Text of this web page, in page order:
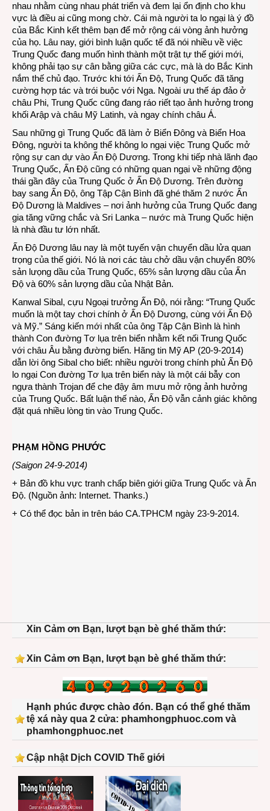
nhau nhằm cùng nhau phát triển và đem lại ổn định cho khu
vực là điều ai cũng mong chờ. Cái mà người ta lo ngại là ý đồ
của Bắc Kinh kết thêm bạn để mở rộng cái vòng ảnh hưởng
của họ. Lâu nay, giới bình luận quốc tế đã nói nhiều về việc
Trung Quốc đang muốn hình thành một trật tự thế giới mới,
không phải tạo sự cân bằng giữa các cực, mà là do Bắc Kinh
nắm thế chủ đạo. Trước khi tới Ấn Độ, Trung Quốc đã tăng
cường hợp tác và trói buộc với Nga. Ngoài ưu thế áp đảo ở
châu Phi, Trung Quốc cũng đang ráo riết tạo ảnh hưởng trong
khối Arập và châu Mỹ Latinh, và ngay chính châu Á.
Sau những gì Trung Quốc đã làm ở Biển Đông và Biển Hoa
Đông, người ta không thể không lo ngại việc Trung Quốc mở
rộng sự can dự vào Ấn Độ Dương. Trong khi tiếp nhà lãnh đạo
Trung Quốc, Ấn Độ cũng có những quan ngại về những động
thái gần đây của Trung Quốc ở Ấn Độ Dương. Trên đường
bay sang Ấn Độ, ông Tập Cận Bình đã ghé thăm 2 nước Ấn
Độ Dương là Maldives – nơi ảnh hưởng của Trung Quốc đang
gia tăng vững chắc và Sri Lanka – nước mà Trung Quốc hiện
là nhà đầu tư lớn nhất.
Ấn Độ Dương lâu nay là một tuyến vận chuyển dầu lửa quan
trọng của thế giới. Nó là nơi các tàu chở dầu vận chuyển 80%
sản lưọng dầu của Trung Quốc, 65% sản lượng dầu của Ấn
Độ và 60% sản lượng dầu của Nhật Bản.
Kanwal Sibal, cựu Ngoại trưởng Ấn Độ, nói rằng: “Trung Quốc
muốn là một tay chơi chính ở Ấn Độ Dương, cùng với Ấn Độ
và Mỹ.” Sáng kiến mới nhất của ông Tập Cận Bình là hình
thành Con đường Tơ lụa trên biển nhằm kết nối Trung Quốc
với châu Âu bằng đường biển. Hãng tin Mỹ AP (20-9-2014)
dẫn lời ông Sibal cho biết: nhiều người trong chính phủ Ấn Độ
lo ngại Con đường Tơ lụa trên biển này là một cái bẫy con
ngựa thành Trojan để che đậy âm mưu mở rộng ảnh hưởng
của Trung Quốc. Bất luận thế nào, Ấn Độ vẫn cảnh giác không
đặt quá nhiều lòng tin vào Trung Quốc.
PHẠM HỒNG PHƯỚC
(Saigon 24-9-2014)
+ Bản đồ khu vực tranh chấp biên giới giữa Trung Quốc và Ấn
Độ. (Nguồn ảnh: Internet. Thanks.)
+ Có thể đọc bản in trên báo CA.TPHCM ngày 23-9-2014.
Xin Cảm ơn Bạn, lượt bạn bè ghé thăm thứ:
Xin Cảm ơn Bạn, lượt bạn bè ghé thăm thứ:
Hạnh phúc được chào đón. Bạn có thể ghé thăm
tệ xá này qua 2 cửa: phamhongphuoc.com và
phamhongphuoc.net
Cập nhật Dịch COVID Thế giới